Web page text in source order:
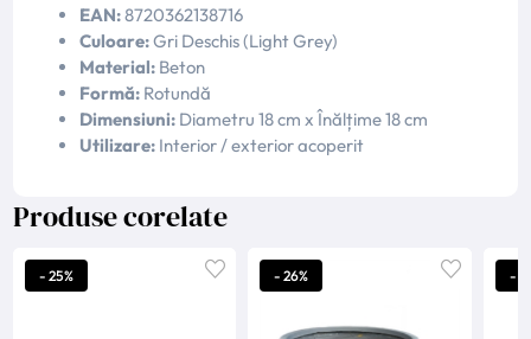
EAN:8720362138716
Culoare:Gri Deschis (Light Grey)
Material: Beton
Formă: Rotundă
Dimensiuni: Diametru 18 cm x Înălțime 18 cm
Utilizare: Interior / exterior acoperit
Produse corelate
- 25% - 26% -